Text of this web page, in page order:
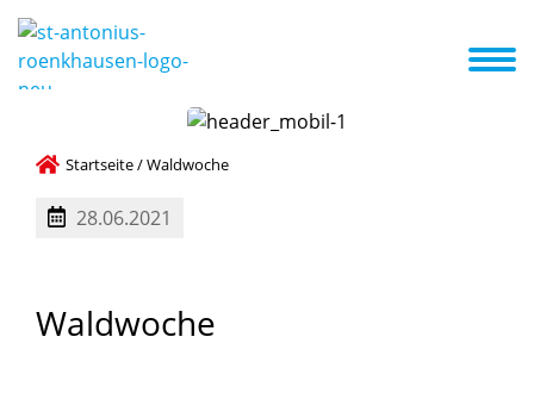
Das sind wir
Startseite/Waldwoche
28.06.2021
Waldwoche